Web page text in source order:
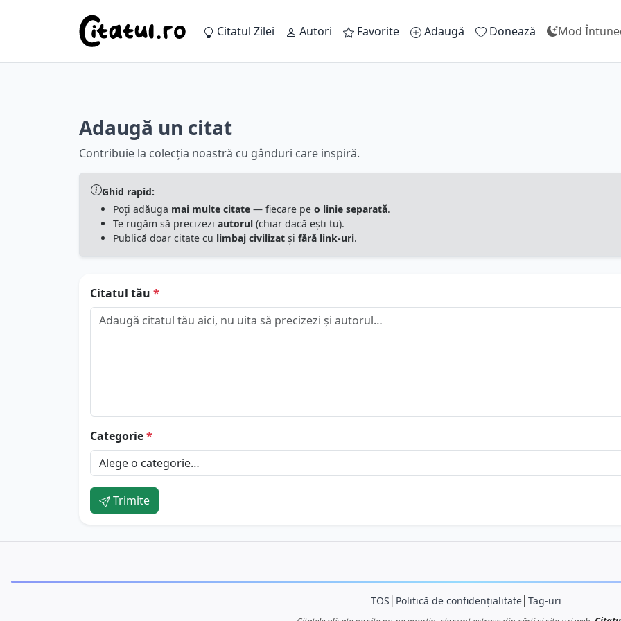
Citatul Zilei Autori Favorite Adaugă Donează Mod
Adaugă un citat
Contribuie la colecția noastră cu gânduri care inspiră.
Ghid rapid:
Poți adăuga mai multe citate — fiecare pe o linie separată.
Te rugăm să precizezi autorul (chiar dacă ești tu).
Publică doar citate cu limbaj civilizat și fără link-uri.
Citatul tău *
Categorie*
Trimite
TOS Politică de confidențialitate│ Tag-uri